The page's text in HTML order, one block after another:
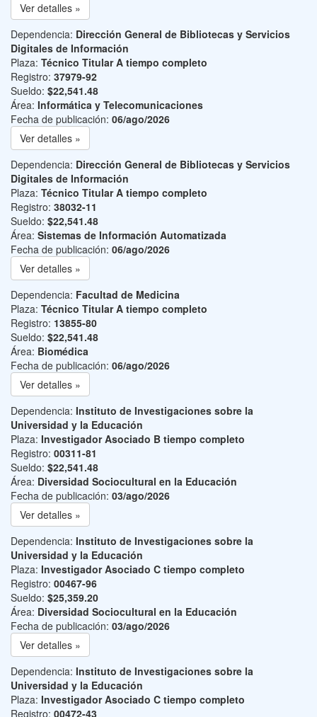
Ver detalles »
Dependencia: Dirección General de Bibliotecas y Servicios
Digitales de Información
Plaza: Técnico Titular A tiempo completo
Registro: 37979-92
Sueldo: $22,541.48
Área: Informática y Telecomunicaciones
Fecha de publicación: 06/ago/2026
Ver detalles »
Dependencia: Dirección General de Bibliotecas y Servicios
Digitales de Información
Plaza: Técnico Titular A tiempo completo
Registro: 38032-11
Sueldo: $22,541.48
Área: Sistemas de Información Automatizada
Fecha de publicación: 06/ago/2026
Ver detalles »
Dependencia: Facultad de Medicina
Plaza: Técnico Titular A tiempo completo
Registro: 13855-80
Sueldo: $22,541.48
Área: Biomédica
Fecha de publicación: 06/ago/2026
Ver detalles »
Dependencia: Instituto de Investigaciones sobre la
Universidad y la Educación
Plaza: Investigador Asociado B tiempo completo
Registro: 00311-81
Sueldo: $22,541.48
Área: Diversidad Sociocultural en la Educación
Fecha de publicación: 03/ago/2026
Ver detalles »
Dependencia: Instituto de Investigaciones sobre la
Universidad y la Educación
Plaza: Investigador Asociado C tiempo completo
Registro: 00467-96
Sueldo: $25,359.20
Área: Diversidad Sociocultural en la Educación
Fecha de publicación: 03/ago/2026
Ver detalles »
Dependencia: Instituto de Investigaciones sobre la
Universidad y la Educación
Plaza: Investigador Asociado C tiempo completo
Registro: 00472-43